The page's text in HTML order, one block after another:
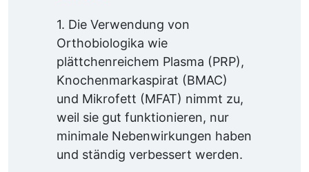
1. Die Verwendung von
Orthobiologika wie
plättchenreichem Plasma (PRP),
Knochenmarkaspirat (BMAC)
und Mikrofett (MFAT) nimmt zu,
weil sie gut funktionieren, nur
minimale Nebenwirkungen haben
und ständig verbessert werden.